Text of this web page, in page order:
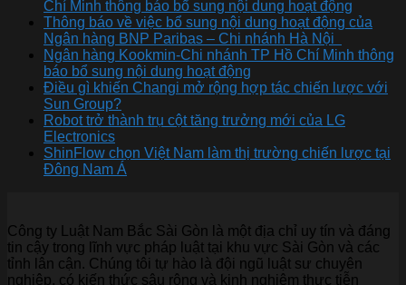
Chí Minh thông báo bổ sung nội dung hoạt động
Thông báo về việc bổ sung nội dung hoạt động của
Ngân hàng BNP Paribas – Chi nhánh Hà Nội
Ngân hàng Kookmin-Chi nhánh TP Hồ Chí Minh thông
báo bổ sung nội dung hoạt động
Điều gì khiến Changi mở rộng hợp tác chiến lược với
Sun Group?
Robot trở thành trụ cột tăng trưởng mới của LG
Electronics
ShinFlow chọn Việt Nam làm thị trường chiến lược tại
Đông Nam Á
Công ty Luật Nam Bắc Sài Gòn là một địa chỉ uy tín và đáng
tin cậy trong lĩnh vực pháp luật tại khu vực Sài Gòn và các
tỉnh lân cận. Chúng tôi tự hào là đội ngũ luật sư chuyên
nghiệp, có kiến thức sâu rộng và kinh nghiệm thực tiễn